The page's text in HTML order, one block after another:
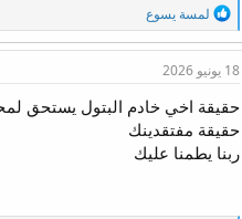
ا
ل
ت
ف
ا
ع
ل
ا
ت
لمسة يسوع
18 يونيو 2026
حقيقة اخي خادم البتول يستحق
حقيقة مفتقدينك
ربنا يطمنا عليك